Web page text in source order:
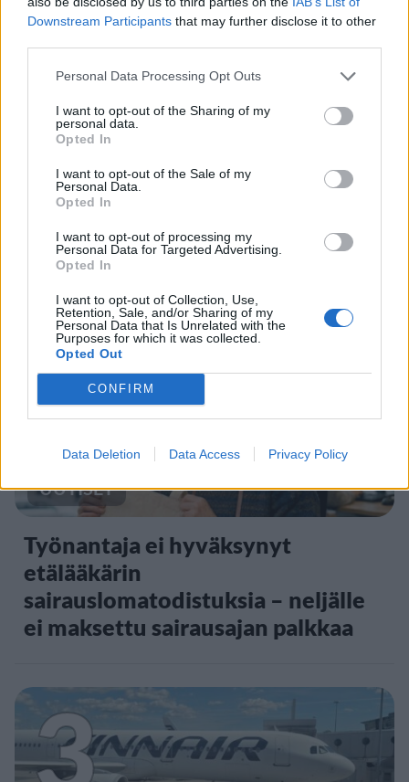
Downstream Participants that may further disclose it to other
Personal Data Processing Opt Outs
I want to opt-out of the Sharing of my
personal data.
Opted In
I want to opt-out of the Sale of my
Personal Data.
Opted In
I want to opt-out of processing my
Personal Data for Targeted Advertising.
Opted In
I want to opt-out of Collection, Use,
Retention, Sale, and/or Sharing of my
Personal Data that Is Unrelated with the
Purposes for which it was collected.
Opted Out
CONFIRM
Data Deletion Data Access Privacy Policy
1
UUTISET
Leskeneläke ei kuulu kaikille –
Kela muistuttaa tärkeästä
ikärajasta
2
UUTISET
Työnantaja ei hyväksynyt
etälääkärin
sairauslomatodistuksia – neljälle
ei maksettu sairausajan palkkaa
3